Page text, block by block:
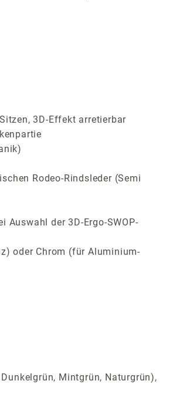
3D-Effekt arretierbar
Rodeo-Rindsleder (Semi
der 3D-Ergo-SWOP-
oder Chrom (für Aluminium-
Mintgrün, Naturgrün),